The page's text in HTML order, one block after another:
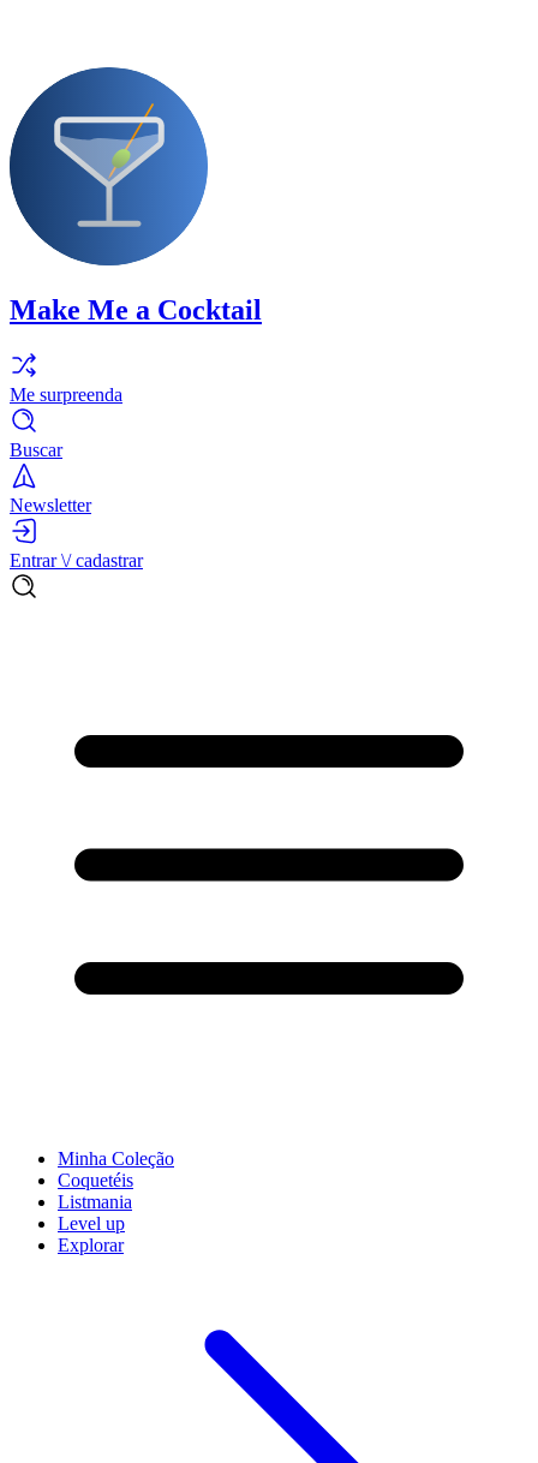
Make Me a Cocktail
Me surpreenda
Buscar
Newsletter
Entrar \/ cadastrar
Minha Coleção
Coquetéis
Listmania
Level up
Explorar